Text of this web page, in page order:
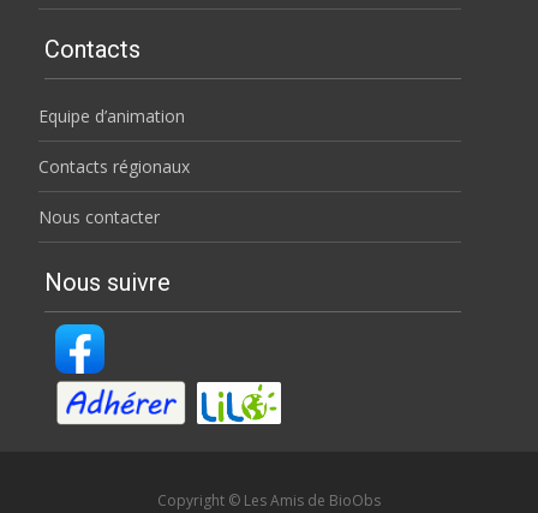
Contacts
Equipe d’animation
Contacts régionaux
Nous contacter
Nous suivre
Copyright © Les Amis de BioObs